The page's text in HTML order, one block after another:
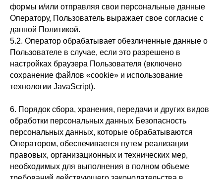
формы и/или отправляя свои персональные данные
Оператору, Пользователь выражает свое согласие с
данной Политикой.
5.2. Оператор обрабатывает обезличенные данные о
Пользователе в случае, если это разрешено в
настройках браузера Пользователя (включено
сохранение файлов «cookie» и использование
технологии JavaScript).
6. Порядок сбора, хранения, передачи и других видов
обработки персональных данных Безопасность
персональных данных, которые обрабатываются
Оператором, обеспечивается путем реализации
правовых, организационных и технических мер,
необходимых для выполнения в полном объеме